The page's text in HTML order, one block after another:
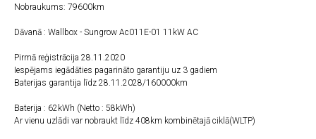
Nobraukums: 79600km
Dāvanā : Wallbox - Sungrow Ac011E-01 11kW AC
Pirmā reģistrācija 28.11.2020
Iespējams iegādāties pagarināto garantiju uz 3 gadiem
Baterijas garantija līdz 28.11.2028/160000km
Baterija : 62kWh (Netto : 58kWh)
Ar vienu uzlādi var nobraukt līdz 408km kombinētajā ciklā(WLTP)